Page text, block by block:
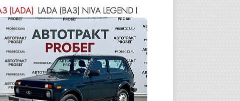
(LADA) LADA (ВАЗ) NIVA LEGEND I